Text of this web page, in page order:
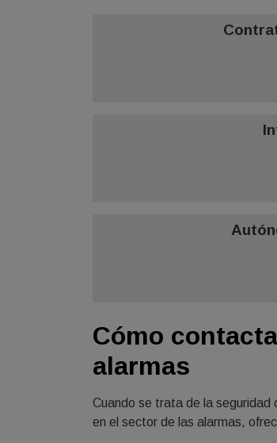
Cómo
alarmas
Cuando se trata de la seguridad
en el sector de las alarmas,